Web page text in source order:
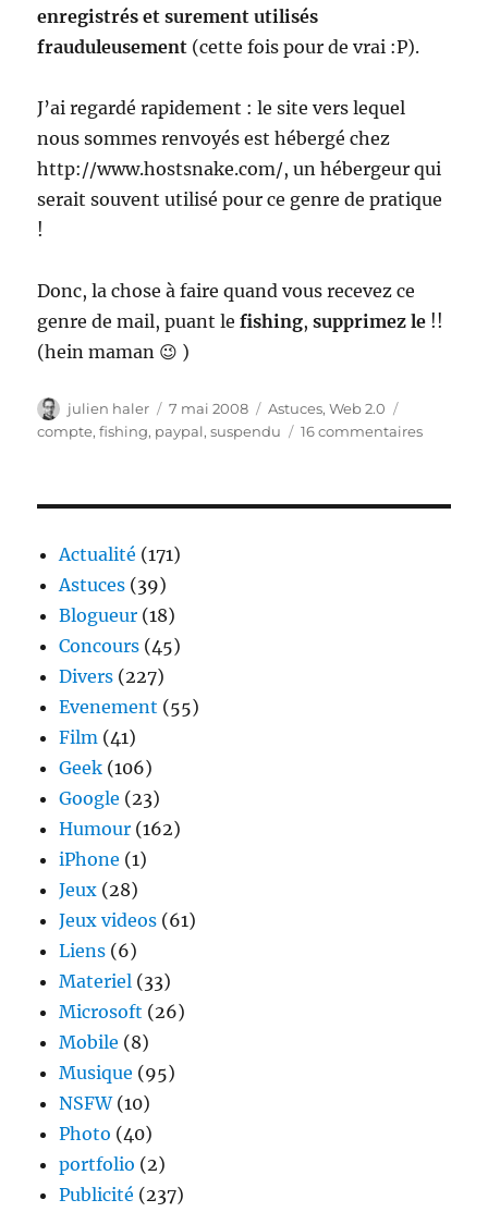
enregistrés et surement utilisés
frauduleusement (cette fois pour de vrai :P).
J’ai regardé rapidement : le site vers lequel
nous sommes renvoyés est hébergé chez
http://www.hostsnake.com/, un hébergeur qui
serait souvent utilisé pour ce genre de pratique
!
Donc, la chose à faire quand vous recevez ce
genre de mail, puant lefishing,supprimez le !!
(hein maman 😉 )
Auteur
julien haler
Publié
le
7 mai 2008 Catégories
Astuces,Web 2.0
compte,fishing, paypal,suspendu 16 commentairessur
Actualité (171)
Astuces (39)
Blogueur (18)
Concours (45)
Divers (227)
Evenement (55)
Film (41)
Geek (106)
Google (23)
Humour (162)
iPhone (1)
Jeux (28)
Jeux videos (61)
Liens (6)
Materiel (33)
Microsoft (26)
Mobile (8)
Musique (95)
NSFW(10)
Photo (40)
portfolio (2)
Publicité (237)